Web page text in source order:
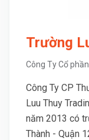
Trường
Công Ty Cổ
Công Ty CP
Luu Thuy
năm 2013 có
Thành - Quận